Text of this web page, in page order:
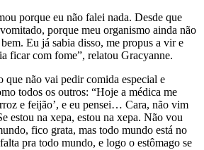
porque eu não falei nada. Desde que
porque meu organismo ainda não
Eu já sabia disso, me propus a vir e
ficar com fome”, relatou Gracyanne.
que não vai pedir comida especial e
todos os outros: “Hoje a médica me
e feijão’, e eu pensei… Cara, não vim
estou na xepa, estou na xepa. Não vou
fico grata, mas todo mundo está no
pra todo mundo, e logo o estômago se